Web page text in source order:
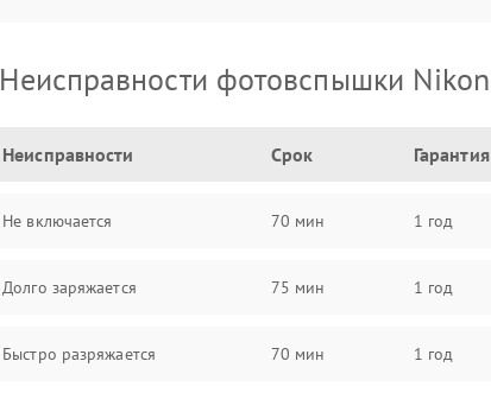
Неисправности фотовспышки Nikon
Неисправности Срок Гарантия
Не включается 70 мин 1 год
Долго заряжается 75 мин 1 год
Быстро разряжается 70 мин 1 год